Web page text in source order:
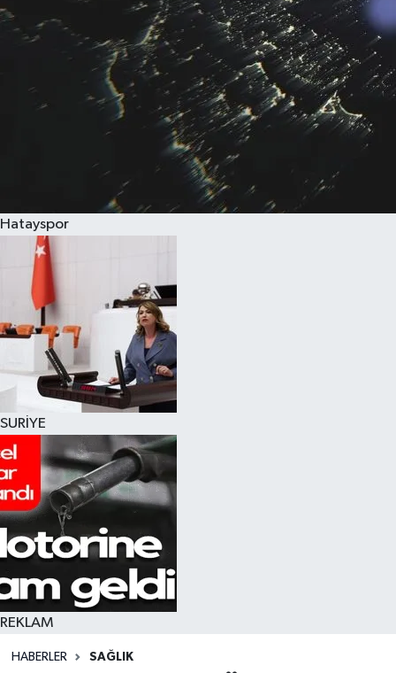
Hatayspor
SURİYE
REKLAM
HABERLER SAĞLIK